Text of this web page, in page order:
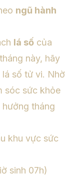
ngũ hành
lá số của
này, hãy
lá số tử vi. Nhờ
sóc sức khỏe
tháng
khu vực sức
sinh 07h)